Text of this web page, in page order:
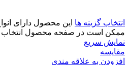
انتخاب گزینه ها این محصول دارای
ممکن است در صفحه محصول انتخاب
نمایش سریع
مقايسه
افزودن به علاقه مندی